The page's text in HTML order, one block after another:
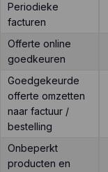
Periodieke
facturen
Offerte online
goedkeuren
Goedgekeurde
offerte omzetten
naar factuur /
bestelling
Onbeperkt
producten en